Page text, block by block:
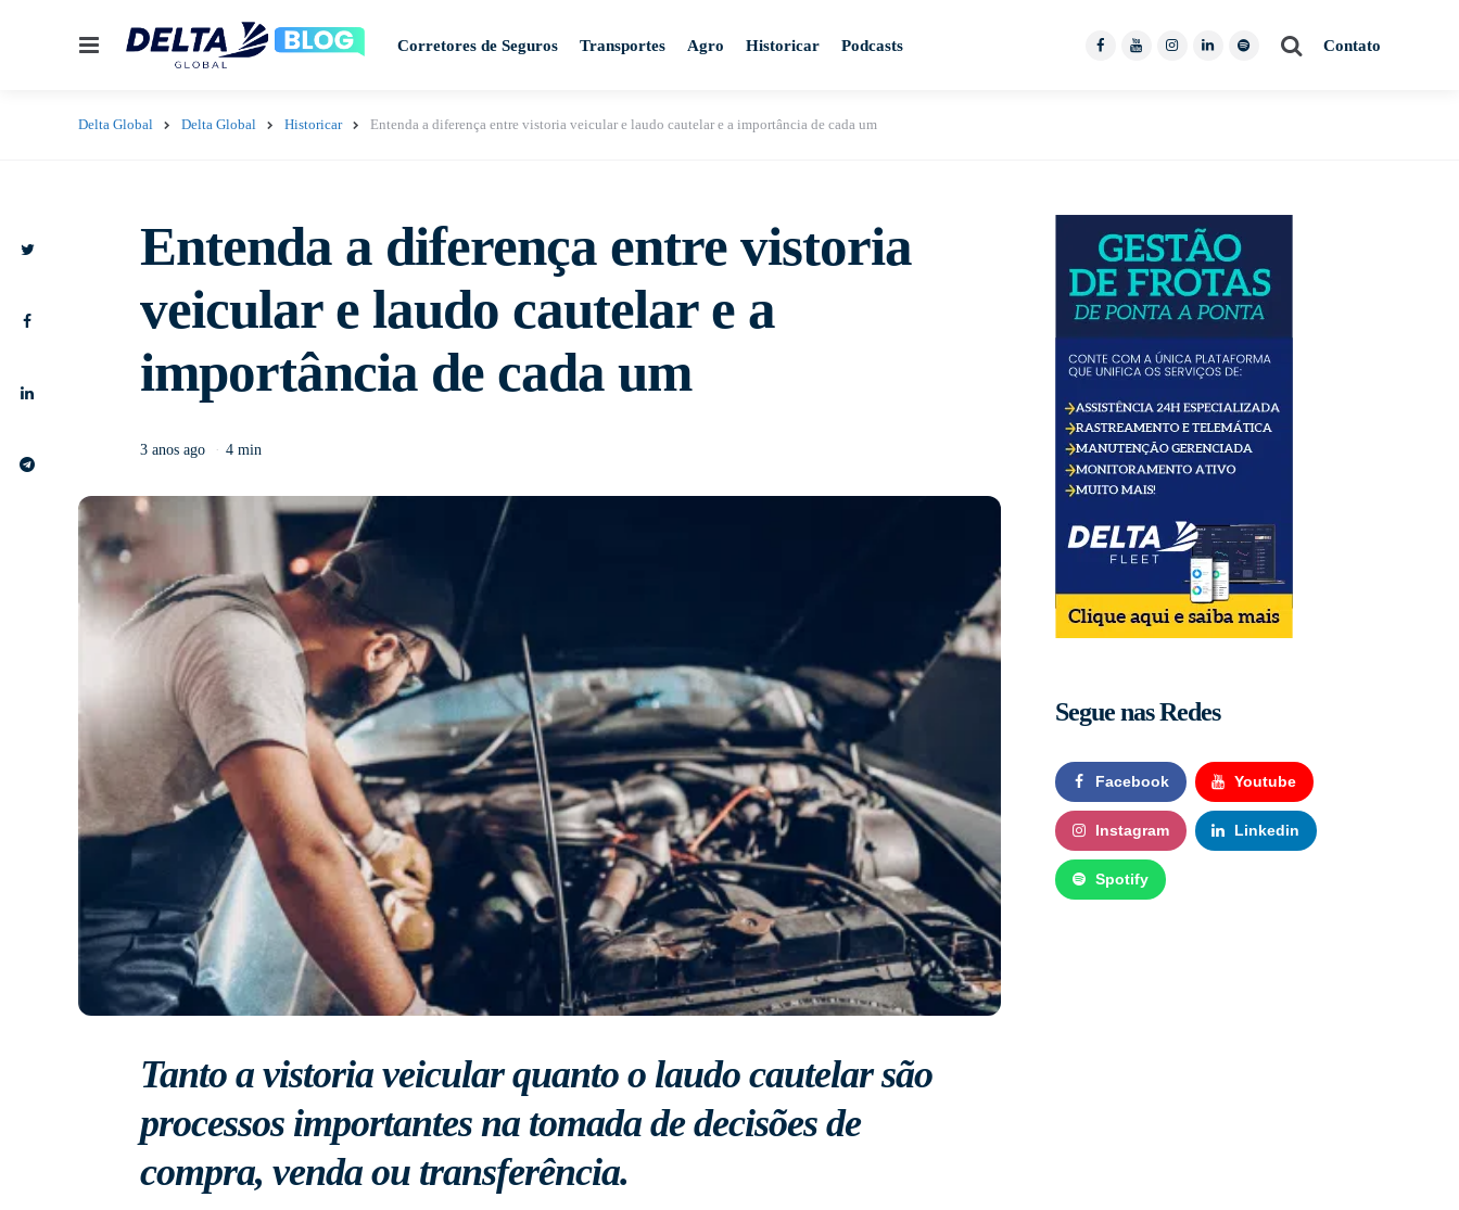
Menu Corretores de Seguros Transportes Agro Historicar Podcasts Pesquisar
Contato
Delta Global Delta Global Historicar Entenda a diferença entre vistoria veicular e laudo cautelar e a importância de cada um
Entenda a diferença entre vistoria
veicular e laudo cautelar e a
importância de cada um
3 anos ago 4 min
Tanto a vistoria veicular quanto o laudo cautelar são
processos importantes na tomada de decisões de
compra, venda ou transferência.
Segue nas Redes
Facebook Youtube
Instagram Linkedin
Spotify